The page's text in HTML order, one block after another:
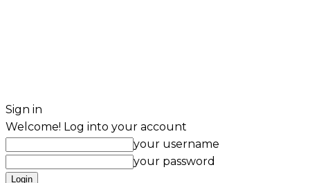
Sign in
Welcome! Log into your account
your username
your password